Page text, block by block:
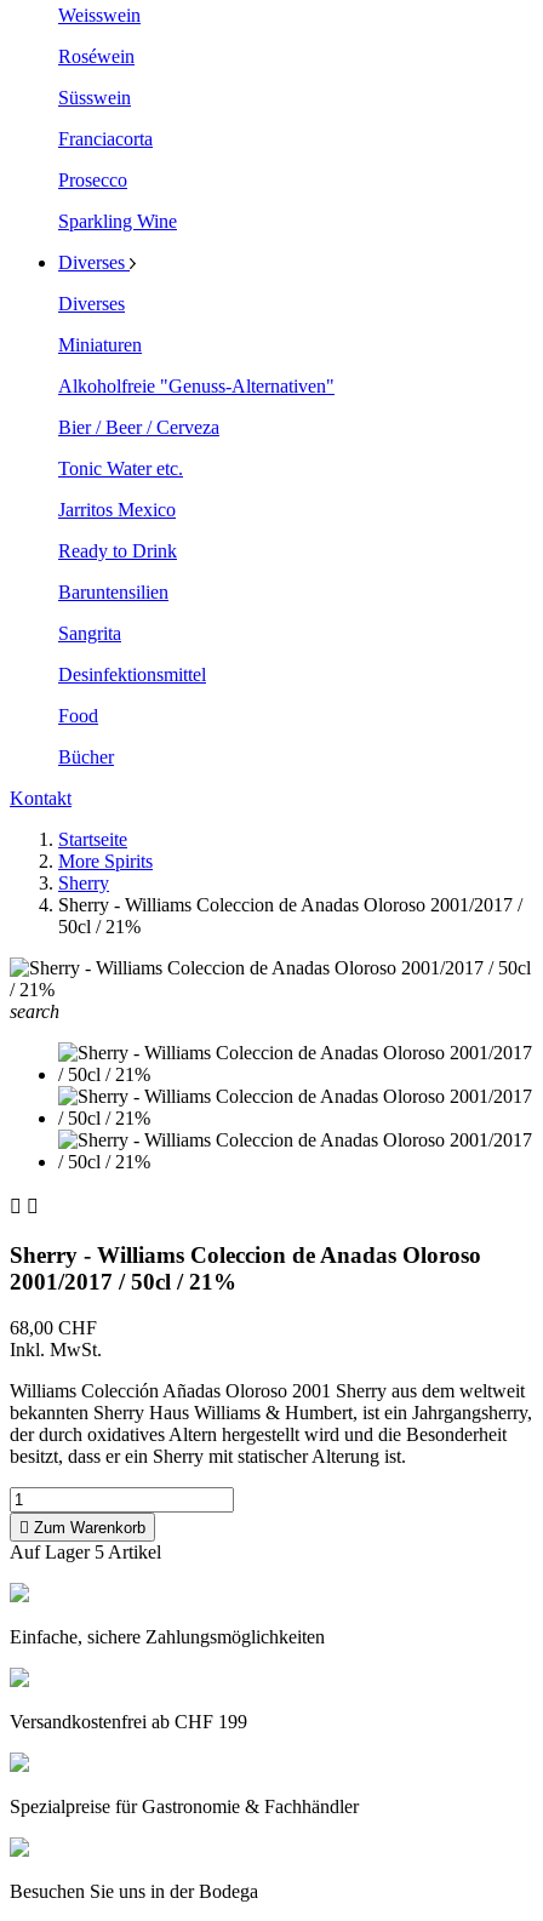
Weisswein
Roséwein
Süsswein
Franciacorta
Prosecco
Sparkling Wine
Diverses
Diverses
Miniaturen
Alkoholfreie "Genuss-Alternativen"
Bier / Beer / Cerveza
Tonic Water etc.
Jarritos Mexico
Ready to Drink
Baruntensilien
Sangrita
Desinfektionsmittel
Food
Bücher
Kontakt
Startseite
More Spirits
Sherry
Sherry - Williams Coleccion de Anadas Oloroso 2001/2017 /
50cl / 21%
search
 
Sherry - Williams Coleccion de Anadas Oloroso
2001/2017 / 50cl / 21%
68,00 CHF
Inkl. MwSt.
Williams Colección Añadas Oloroso 2001 Sherry aus dem weltweit
bekannten Sherry Haus Williams & Humbert, ist ein Jahrgangsherry,
der durch oxidatives Altern hergestellt wird und die Besonderheit
besitzt, dass er ein Sherry mit statischer Alterung ist.
 Zum Warenkorb
Auf Lager 5 Artikel
Einfache, sichere Zahlungsmöglichkeiten
Versandkostenfrei ab CHF 199
Spezialpreise für Gastronomie & Fachhändler
Besuchen Sie uns in der Bodega